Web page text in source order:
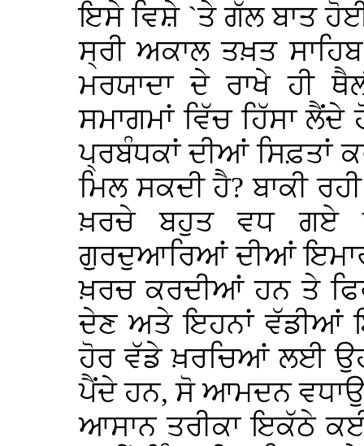
ਇਸੇ ਵਿਸ਼ੇ `ਤੇ ਗੱਲ ਬਾਤ
ਸ੍ਰੀ ਅਕਾਲ ਤਖ਼ਤ
ਮਰਯਾਦਾ ਦੇ ਰਾਖੇ ਹੀ
ਸਮਾਗਮਾਂ ਵਿੱਚ ਹਿੱਸਾ
ਪ੍ਰਬੰਧਕਾਂ ਦੀਆਂ ਸਿਫ਼ਤਾਂ
ਮਿਲ ਸਕਦੀ ਹੈ? ਬਾਕੀ
ਖ਼ਰਚੇ ਬਹੁਤ ਵਧ ਗਏ
ਗੁਰਦੁਆਰਿਆਂ ਦੀਆਂ
ਖ਼ਰਚ ਕਰਦੀਆਂ ਹਨ ਤੇ
ਦੇਣ ਅਤੇ ਇਹਨਾਂ ਵੱਡੀਆਂ
ਹੋਰ ਵੱਡੇ ਖ਼ਰਚਿਆਂ ਲਈ
ਪੈਂਦੇ ਹਨ, ਸੋ ਆਮਦਨ
ਆਸਾਨ ਤਰੀਕਾ ਇਕੱਠੇ